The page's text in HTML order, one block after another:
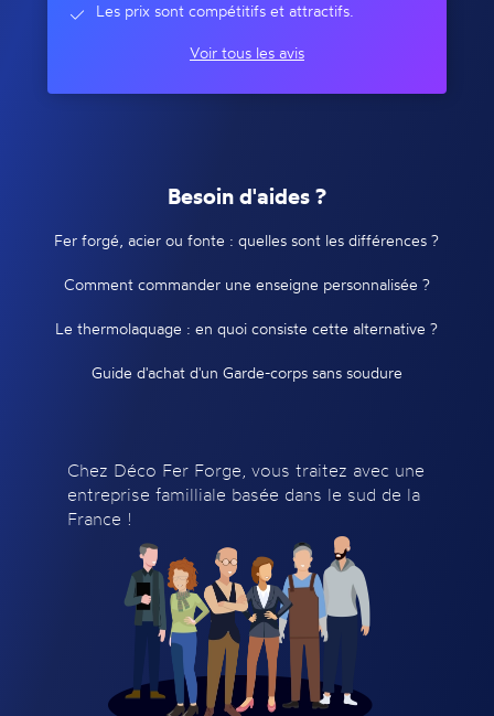
Les prix sont compétitifs et attractifs.
Voir tous les avis
Besoin d'aides ?
Fer forgé, acier ou fonte : quelles sont les différences ?
Comment commander une enseigne personnalisée ?
Le thermolaquage : en quoi consiste cette alternative ?
Guide d'achat d'un Garde-corps sans soudure
Chez Déco Fer Forge, vous traitez avec une
entreprise familliale basée dans le sud de la
France !